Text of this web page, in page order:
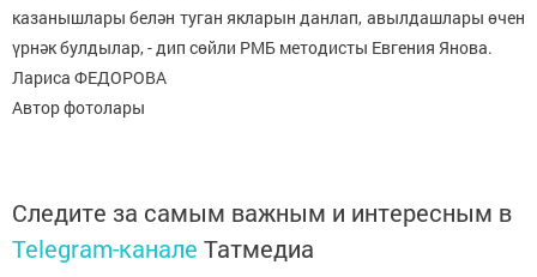
казанышлары белән туган якларын данлап, авылдашлары өчен
үрнәк булдылар, - дип сөйли РМБ методисты Евгения Янова.
Лариса ФЕДОРОВА
Автор фотолары
Следите за самым важным и интересным в
Telegram-канале Татмедиа